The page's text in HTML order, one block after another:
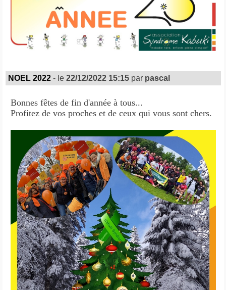
NOEL 2022 - le 22/12/2022 15:15par pascal
Bonnes fêtes de fin d'année à tous...
Profitez de vos proches et de ceux qui vous sont chers.